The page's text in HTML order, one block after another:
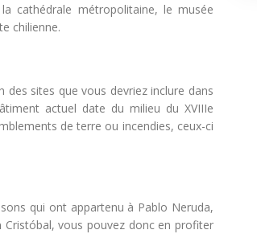
cathédrale métropolitaine, le musée
chilienne.
des sites que vous devriez inclure dans
actuel date du milieu du XVIIIe
de terre ou incendies, ceux-ci
qui ont appartenu à Pablo Neruda,
vous pouvez donc en profiter